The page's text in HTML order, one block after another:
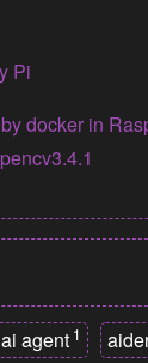
Pi
docker in
ai agent 1